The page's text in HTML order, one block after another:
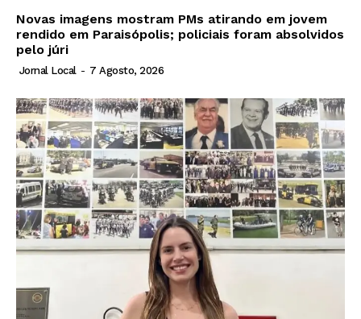
Novas imagens mostram PMs atirando em jovem
rendido em Paraisópolis; policiais foram absolvidos
pelo júri
Jornal Local - 7 Agosto, 2026